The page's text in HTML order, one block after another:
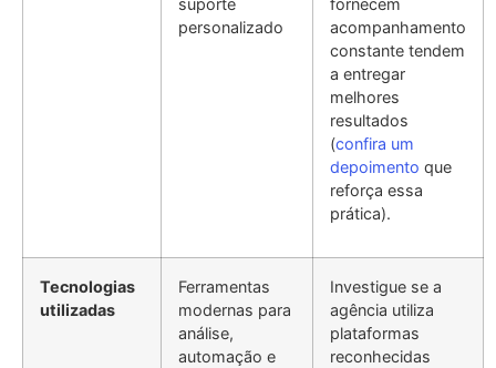
suporte
personalizado
fornecem
acompanhamento
constante tendem
a entregar
melhores
resultados
(confira um
depoimento que
reforça essa
prática).
Tecnologias
utilizadas
Ferramentas
modernas para
análise,
automação e
Investigue se a
agência utiliza
plataformas
reconhecidas